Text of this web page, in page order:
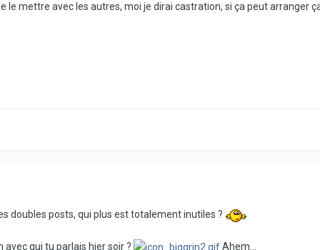
le mettre avec les autres, moi je dirai castration, si ça peut arranger
doubles posts, qui plus est totalement inutiles ?
qui tu parlais hier soir ? Ahem...